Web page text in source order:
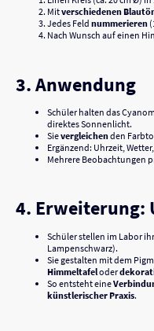
Mitverschiedenen
Jedes Feld nummerieren
Nach Wunsch auf einen
3. Anwendung
Schüler halten das
direktes Sonnenlicht.
Sievergleichenden
Ergänzend: Uhrzeit,
Mehrere Beobachtungen
4. Erweiterung:
Schüler stellen im Labor
Lampenschwarz).
Sie gestalten mit dem
Himmeltafeloder
So entsteht eine
künstlerischer Praxis.